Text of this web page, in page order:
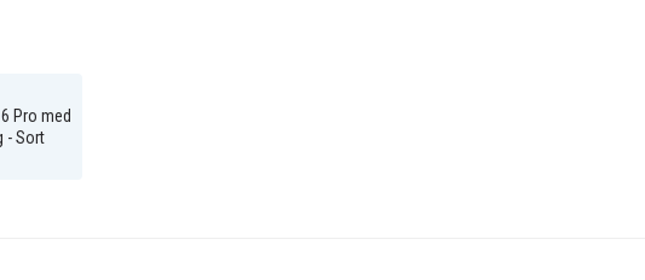
Pro med
- Sort